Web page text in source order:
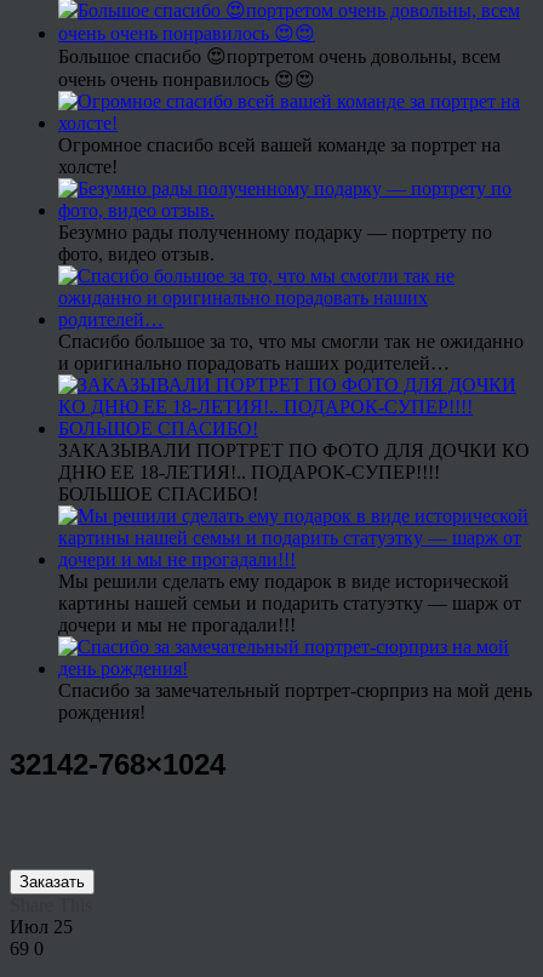
Большое спасибо 😍портретом очень довольны, всем
очень очень понравилось 😍😍
Огромное спасибо всей вашей команде за портрет на
холсте!
Безумно рады полученному подарку — портрету по
фото, видео отзыв.
Спасибо большое за то, что мы смогли так не ожиданно
и оригинально порадовать наших родителей…
ЗАКАЗЫВАЛИ ПОРТРЕТ ПО ФОТО ДЛЯ ДОЧКИ КО
ДНЮ ЕЕ 18-ЛЕТИЯ!.. ПОДАРОК-СУПЕР!!!!
БОЛЬШОЕ СПАСИБО!
Мы решили сделать ему подарок в виде исторической
картины нашей семьи и подарить статуэтку — шарж от
дочери и мы не прогадали!!!
Спасибо за замечательный портрет-сюрприз на мой день
рождения!
32142-768×1024
Заказать
Июл 25
69 0